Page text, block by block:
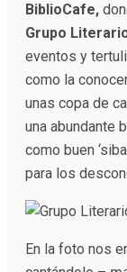
BiblioCafe,
Grupo
eventos y
como la
unas copa de
una abundante
como buen
para los
En la foto nos